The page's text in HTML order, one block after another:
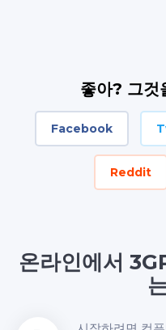
좋아? 그것
Facebook
Reddit
온라인에서